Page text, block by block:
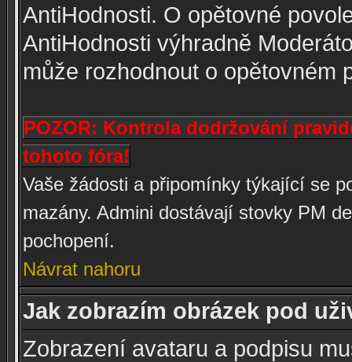
AntiHodnosti. O opětovné
AntiHodnosti výhradně
může rozhodnout o opětovném
POZOR: Kontrola dodržování
tohoto fóra!
Vaše žádosti a připomínky týkající se
mazány. Admini dostávají stovky PM
pochopení.
Návrat nahoru
Jak zobrazím obrázek pod
Zobrazení avataru a podpisu